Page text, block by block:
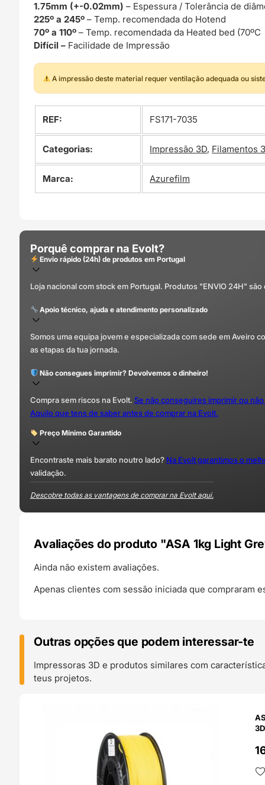
1.75mm (+-0.02mm)– Espessura / Tolerância de
225º a 245º– Temp. recomendada do Hotend
70º a 110º– Temp. recomendada da Heated bed
Difícil – Facilidade de Impressão
A impressão deste material requer ventilação adequada ou
REF: FS171-7035
Categorias: Impressão 3D, Filamentos
Marca: Azurefilm
Porquê comprar na Evolt?
Envio rápido (24h) de produtos em Portugal
Loja nacional com stock em Portugal. Produtos "ENVIO 24H"
Apoio técnico, ajuda e atendimento personalizado
Somos uma equipa jovem e especializada com sede em Aveiro
as etapas da tua jornada.
Não consegues imprimir? Devolvemos o dinheiro!
Compra sem riscos na Evolt. Se não conseguires imprimir ou
Aquilo que tens de saber antes de comprar na Evolt.
Preço Mínimo Garantido
Encontraste mais barato noutro lado? Na Evolt garantimos o
validação.
Descobre todas as vantagens de comprar na Evolt aqui.
Avaliações do produto "ASA 1kg Light
Ainda não existem avaliações.
Apenas clientes com sessão iniciada que compraram
Outras opções que podem interessar-te
Impressoras 3D e produtos similares com
teus projetos.